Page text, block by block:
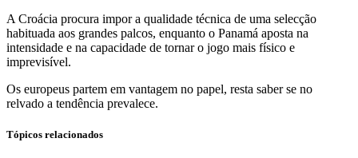
A Croácia procura impor a qualidade técnica de uma selecção
habituada aos grandes palcos, enquanto o Panamá aposta na
intensidade e na capacidade de tornar o jogo mais físico e
imprevisível.
Os europeus partem em vantagem no papel, resta saber se no
relvado a tendência prevalece.
Tópicos relacionados